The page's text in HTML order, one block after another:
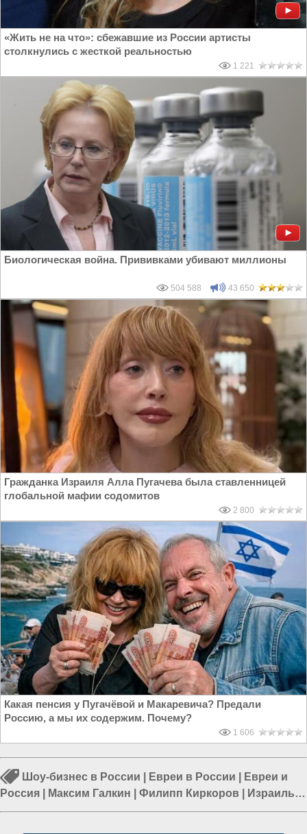
«Жить не на что»: сбежавшие из России артисты
столкнулись с жесткой реальностью
1 221
Биологическая война. Прививками убивают миллионы
504 588 43 650
Гражданка Израиля Алла Пугачева была ставленницей
глобальной мафии содомитов
2 800
Какая пенсия у Пугачёвой и Макаревича? Предали
Россию, а мы их содержим. Почему?
1 606
Шоу-бизнес в России Евреи в России
Евреи и
Россия
Максим Галкин Филипп Киркоров Израиль|
Очищение России